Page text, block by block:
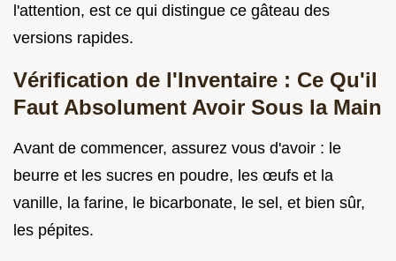
l'attention, est ce qui distingue ce gâteau des
versions rapides.
Vérification de l'Inventaire : Ce Qu'il
Faut Absolument Avoir Sous la Main
Avant de commencer, assurez vous d'avoir : le
beurre et les sucres en poudre, les œufs et la
vanille, la farine, le bicarbonate, le sel, et bien sûr,
les pépites.